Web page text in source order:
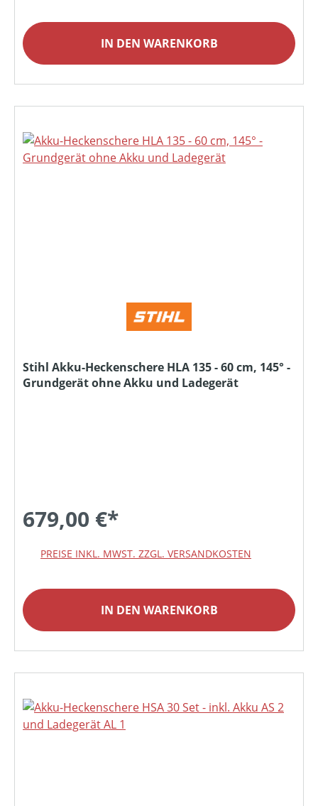
IN DEN WARENKORB
Stihl Akku-Heckenschere HLA 135 - 60 cm, 145° -
Grundgerät ohne Akku und Ladegerät
679,00 €*
PREISE INKL. MWST. ZZGL. VERSANDKOSTEN
IN DEN WARENKORB